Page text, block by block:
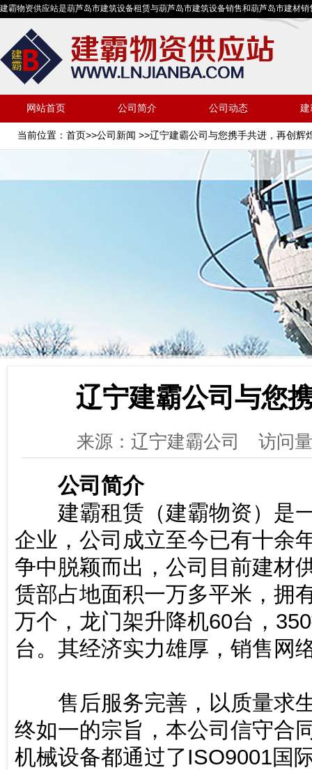
建霸物资供应站是葫芦岛市建筑设备租赁与葫芦岛市建筑设备销售和葫芦岛市建材
网站首页 公司简介 公司动态 建
当前位置： 首页>>公司新闻 >>辽宁建霸公司与您携手共进，再创辉
辽宁建霸公司与您
来源：辽宁建霸公司 访问
公司简介
建霸租赁（建霸物资）是一
企业，公司成立至今已有十余
争中脱颖而出，公司目前建材
赁部占地面积一万多平米，拥
万个，龙门架升降机60台，
台。其经济实力雄厚，销售网
售后服务完善，以质量求生
终如一的宗旨，本公司信守合
机械设备都通过了ISO9001国